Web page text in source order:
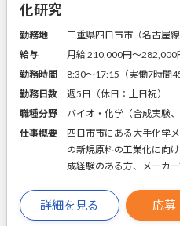
化研究
勤務地
三重県四日市市（名古屋
給与
月給 210,000円〜282,000
勤務時間
8:30～17:15（実働7時間45
勤務日数
週5日（休日：土日祝）
職種分野
バイオ・化学（合成実験、
仕事概要
四日市市にある大手化学
の新規原料の工業化に向
成経験のある方、メーカ
詳細を見る 応募